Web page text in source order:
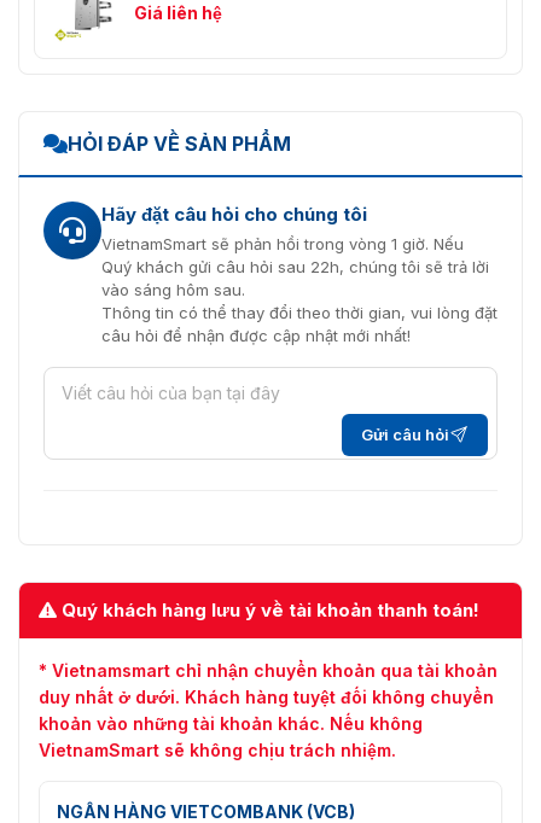
Giá liên hệ
HỎI ĐÁP VỀ SẢN PHẨM
Hãy đặt câu hỏi cho chúng tôi
VietnamSmart sẽ phản hồi trong vòng 1 giờ. Nếu
Quý khách gửi câu hỏi sau 22h, chúng tôi sẽ trả lời
vào sáng hôm sau.
Thông tin có thể thay đổi theo thời gian, vui lòng đặt
câu hỏi để nhận được cập nhật mới nhất!
Gửi câu hỏi
Quý khách hàng lưu ý về tài khoản thanh toán!
* Vietnamsmart chỉ nhận chuyển khoản qua tài khoản
duy nhất ở dưới. Khách hàng tuyệt đối không chuyển
khoản vào những tài khoản khác. Nếu không
VietnamSmart sẽ không chịu trách nhiệm.
NGÂN HÀNG VIETCOMBANK (VCB)